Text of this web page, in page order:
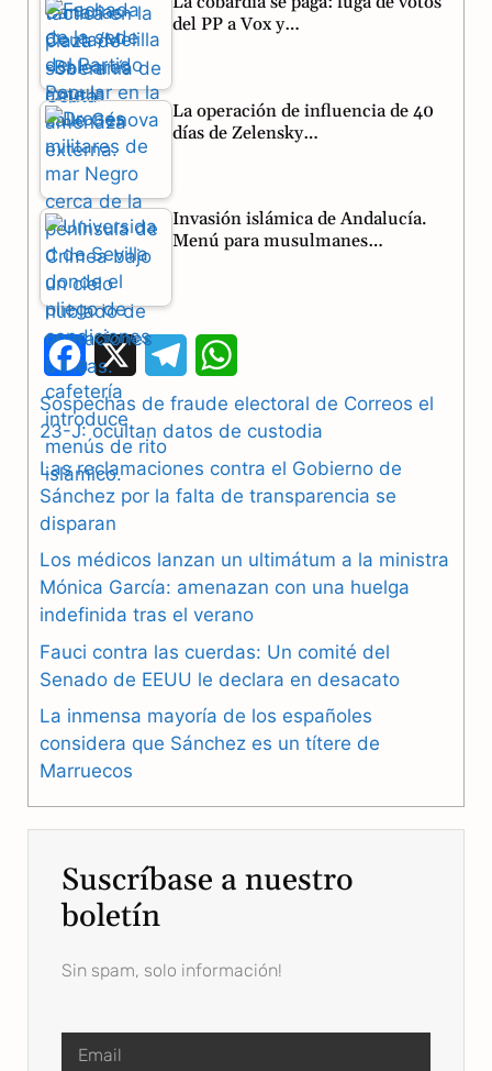
del PP a Vox y…
La operación de influencia de 40
días de Zelensky…
Invasión islámica de Andalucía.
Menú para musulmanes…
F
a
c
e
b
o
o
k
e
l
e
r
a
m
h
a
t
A
p
p
Sospechas de fraude electoral de Correos el
23-J: ocultan datos de custodia
Las reclamaciones contra el Gobierno de
Sánchez por la falta de transparencia se
disparan
Los médicos lanzan un ultimátum a la ministra
Mónica García: amenazan con una huelga
indefinida tras el verano
Fauci contra las cuerdas: Un comité del
Senado de EEUU le declara en desacato
La inmensa mayoría de los españoles
considera que Sánchez es un títere de
Marruecos
Suscríbase a nuestro
boletín
Sin spam, solo información!